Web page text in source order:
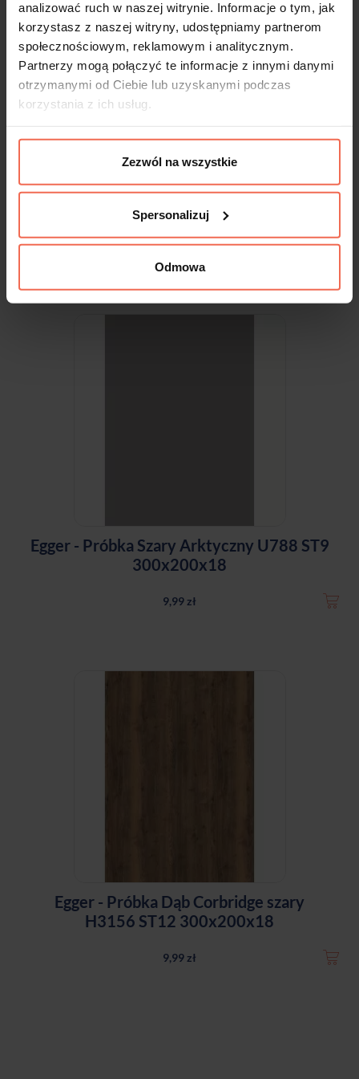
analizować ruch w naszej witrynie. Informacje o tym, jak
korzystasz z naszej witryny, udostępniamy partnerom
społecznościowym, reklamowym i analitycznym.
Partnerzy mogą połączyć te informacje z innymi danymi
otrzymanymi od Ciebie lub uzyskanymi podczas
korzystania z ich usług.
Zezwól na wszystkie
Spersonalizuj
Odmowa
Egger - Próbka Niebieski Denim U540 ST9
300x200x18
9,99 zł
Egger - Próbka Szary Arktyczny U788 ST9
300x200x18
9,99 zł
Egger - Próbka Dąb Corbridge szary
H3156 ST12 300x200x18
9,99 zł